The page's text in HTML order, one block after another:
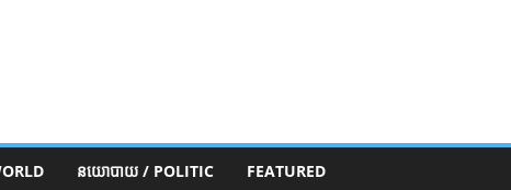
នយោបាយ / POLITIC FEATURED